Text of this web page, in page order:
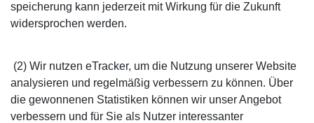
speicherung kann jederzeit mit Wirkung für die Zukunft
widersprochen werden.
(2) Wir nutzen eTracker, um die Nutzung unserer Website
analysieren und regelmäßig verbessern zu können. Über
die gewonnenen Statistiken können wir unser Angebot
verbessern und für Sie als Nutzer interessanter